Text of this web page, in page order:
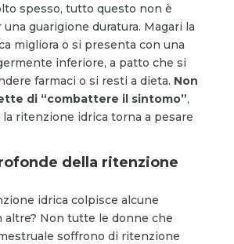
spesso, tutto questo non è
guarigione duratura. Magari la
migliora o si presenta con una
inferiore, a patto che si
farmaci o si resti a dieta. Non
di “combattere il sintomo”,
ritenzione idrica torna a pesare
della ritenzione
idrica colpisce alcune
altre? Non tutte le donne che
soffrono di ritenzione